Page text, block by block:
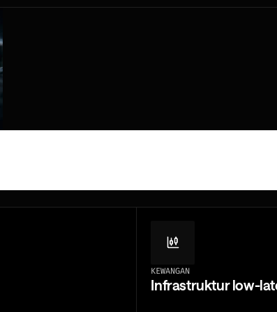
KEWANGAN
Infrastruktur low-